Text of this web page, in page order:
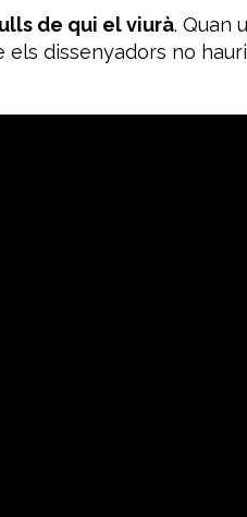
de qui el viurà. Quan
dissenyadors no